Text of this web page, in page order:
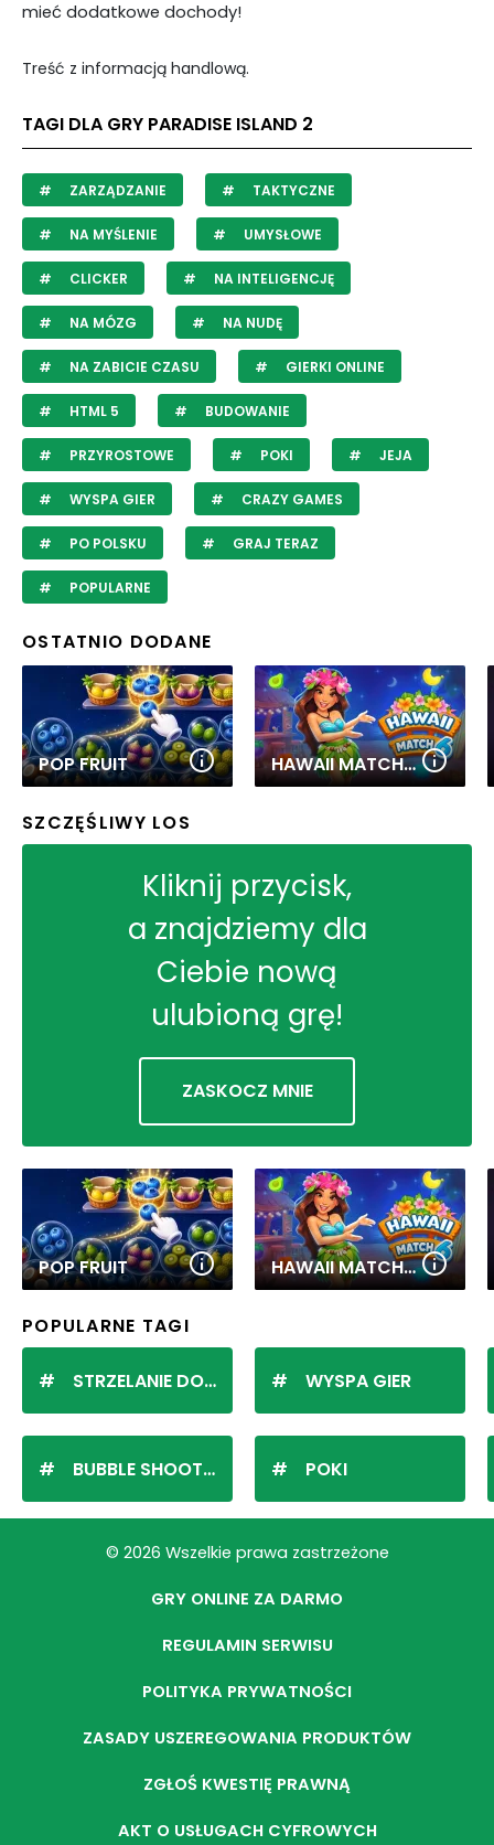
mieć dodatkowe dochody!
Treść z informacją handlową.
TAGI DLA GRY PARADISE ISLAND 2
ZARZĄDZANIE TAKTYCZNE
NA MYŚLENIE UMYSŁOWE
CLICKER NA INTELIGENCJĘ
NA MÓZG NA NUDĘ
NA ZABICIE CZASU GIERKI ONLINE
HTML 5 BUDOWANIE
PRZYROSTOWE POKI JEJA
WYSPA GIER CRAZY GAMES
PO POLSKU GRAJ TERAZ
POPULARNE
OSTATNIO DODANE
POP FRUIT HAWAII MATCH 6
SZCZĘŚLIWY LOS
Kliknij przycisk,
a znajdziemy dla
Ciebie nową
ulubioną grę!
ZASKOCZ MNIE
POP FRUIT HAWAII MATCH 6
POPULARNE TAGI
STRZELANIE DO KULEK
BUBBLE SHOOTER
WYSPA GIER
POKI
© 2026 Wszelkie prawa zastrzeżone
GRY ONLINE ZA DARMO
REGULAMIN SERWISU
POLITYKA PRYWATNOŚCI
ZASADY USZEREGOWANIA PRODUKTÓW
ZGŁOŚ KWESTIĘ PRAWNĄ
AKT O USŁUGACH CYFROWYCH